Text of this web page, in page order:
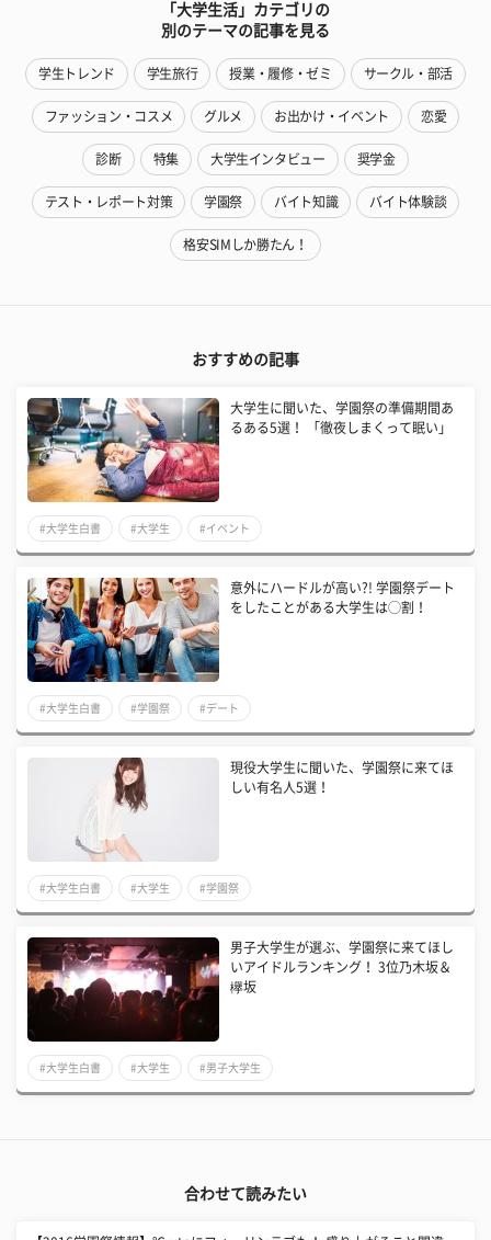
「大学生活」カテゴリの
別のテーマの記事を見る
学生トレンド 学生旅行 授業・履修・ゼミ サークル・部活
ファッション・コスメ グルメ お出かけ・イベント 恋愛
診断 特集 大学生インタビュー 奨学金
テスト・レポート対策 学園祭 バイト知識 バイト体験談
格安SIMしか勝たん！
おすすめの記事
大学生に聞いた、学園祭の準備期間あ
るある5選！ 「徹夜しまくって眠い」
#大学生白書 #大学生 #イベント
意外にハードルが高い?! 学園祭デート
をしたことがある大学生は◯割！
#大学生白書 #学園祭 #デート
現役大学生に聞いた、学園祭に来てほ
しい有名人5選！
#大学生白書 #大学生 #学園祭
男子大学生が選ぶ、学園祭に来てほし
いアイドルランキング！ 3位乃木坂＆
欅坂
#大学生白書 #大学生 #男子大学生
合わせて読みたい